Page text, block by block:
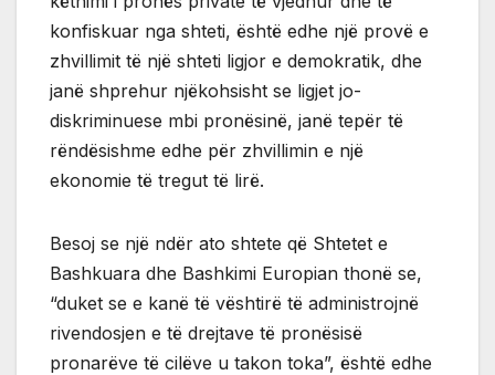
konfiskuar nga shteti, është edhe një provë e
zhvillimit të një shteti ligjor e demokratik, dhe
janë shprehur njëkohsisht se ligjet jo-
diskriminuese mbi pronësinë, janë tepër të
rëndësishme edhe për zhvillimin e një
ekonomie të tregut të lirë.
Besoj se një ndër ato shtete që Shtetet e
Bashkuara dhe Bashkimi Europian thonë se,
“duket se e kanë të vështirë të administrojnë
rivendosjen e të drejtave të pronësisë
pronarëve të cilëve u takon toka”, është edhe